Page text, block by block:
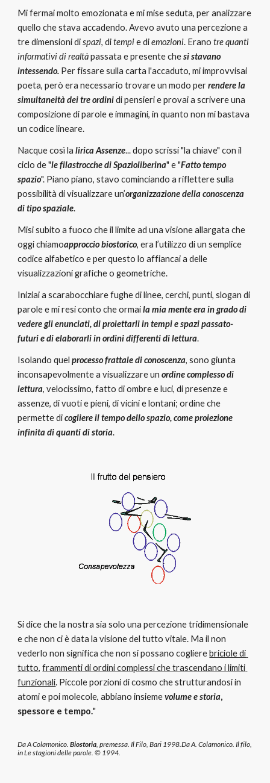
Mi fermai molto emozionata e mi mise seduta, per analizzare
quello che stava accadendo. Avevo avuto una percezione a
tre dimensioni di spazi, di tempi e di emozioni. Erano tre quanti
informativi di realtà passata e presente che si stavano
intessendo. Per fissare sulla carta l'accaduto, mi improvvisai
poeta, però era necessario trovare un modo per rendere la
simultaneità dei tre ordini di pensieri e provai a scrivere una
composizione di parole e immagini, in quanto non mi bastava
un codice lineare.
Nacque così la lirica Assenze... dopo scrissi "la chiave" con il
ciclo de "le filastrocche di Spazioliberina" e "Fatto tempo
spazio". Piano piano, stavo cominciando a riflettere sulla
possibilità di visualizzare un’organizzazione della conoscenza
di tipo spaziale.
Misi subito a fuoco che il limite ad una visione allargata che
oggi chiamoapproccio biostorico, era l’utilizzo di un semplice
codice alfabetico e per questo lo affiancai a delle
visualizzazioni grafiche o geometriche.
Iniziai a scarabocchiare fughe di linee, cerchi, punti, slogan di
parole e mi resi conto che ormai la mia mente era in grado di
vedere gli enunciati, di proiettarli in tempi e spazi passato-
futuri e di elaborarli in ordini differenti di lettura.
Isolando quel processo frattale di conoscenza, sono giunta
inconsapevolmente a visualizzare un ordine complesso di
lettura, velocissimo, fatto di ombre e luci, di presenze e
assenze, di vuoti e pieni, di vicini e lontani; ordine che
permette di cogliere il tempo dello spazio, come proiezione
infinita di quanti di storia.
Si dice che la nostra sia solo una percezione tridimensionale
e che non ci è data la visione del tutto vitale. Ma il non
vederlo non significa che non si possano cogliere briciole di
tutto, frammenti di ordini complessi che trascendano i limiti
funzionali. Piccole porzioni di cosmo che strutturandosi in
atomi e poi molecole, abbiano insieme volume e storia,
spessore e tempo."
Da A Colamonico. Biostoria , premessa. Il Filo, Bari 1998.Da A. Colamonico. Il filo,
in Le stagioni delle parole. © 1994.